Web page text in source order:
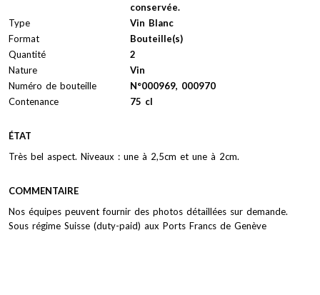
conservée.
Type
Vin Blanc
Format
Bouteille(s)
Quantité
2
Nature
Vin
Numéro de bouteille
N°000969, 000970
Contenance
75 cl
ÉTAT
Très bel aspect. Niveaux : une à 2,5cm et une à 2cm.
COMMENTAIRE
Nos équipes peuvent fournir des photos détaillées sur demande.
Sous régime Suisse (duty-paid) aux Ports Francs de Genève